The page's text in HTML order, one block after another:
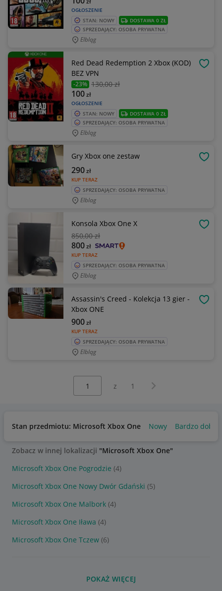
OGŁOSZENIE
STAN: NOWY
DOSTAWA 0 ZŁ
SPRZEDAJĄCY: OSOBA PRYWATNA
Elbląg
Red Dead Redemption 2 Xbox (KOD)
BEZ VPN
-23% 130,00 zł
OGŁOSZENIE
100zł
STAN: NOWY
DOSTAWA 0 ZŁ
SPRZEDAJĄCY: OSOBA PRYWATNA
Elbląg
Gry Xbox one zestaw
KUP TERAZ
290zł
SPRZEDAJĄCY: OSOBA PRYWATNA
Elblag
Konsola Xbox One X
850,00 zł
KUP TERAZ
800zł
SPRZEDAJĄCY: OSOBA PRYWATNA
Elblag
Assassin's Creed - Kolekcja 13 gier -
Xbox ONE
KUP TERAZ
900zł
SPRZEDAJĄCY: OSOBA PRYWATNA
Elbląg
z 1 Następna strona
Stan przedmiotu: Microsoft Xbox One Nowy Bardzo dobry
Zobacz w innej lokalizacji "Microsoft Xbox One"
Microsoft Xbox One Pogrodzie (4)
Microsoft Xbox One Nowy Dwór Gdański (5)
Microsoft Xbox One Malbork (4)
Microsoft Xbox One Iława (4)
Microsoft Xbox One Tczew (6)
POKAŻ WIĘCEJ